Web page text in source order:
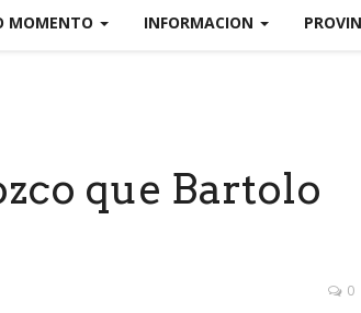
MOMENTO INFORMACION
que Bartolo
0